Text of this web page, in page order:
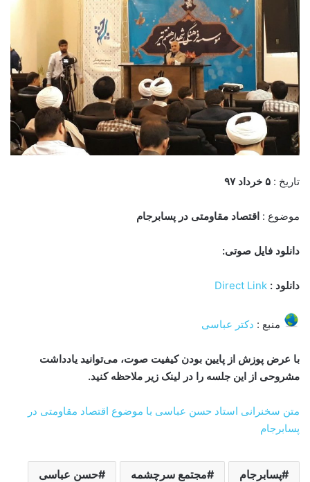
تاریخ :
موضوع : اقتصاد مقاومتی در پسابرجام
دانلود فایل صوتی:
دانلود : Direct Link
منبع : دکتر عباسی
با عرض پوزش از پایین بودن کیفیت صوت، می‌توانید یادداشت
مشروحی از این جلسه را در لینک زیر ملاحظه کنید.
متن سخنرانی استاد حسن عباسی با موضوع اقتصاد مقاومتی در
پسابرجام
پسابرجام مجتمع سرچشمه حسن عباسی